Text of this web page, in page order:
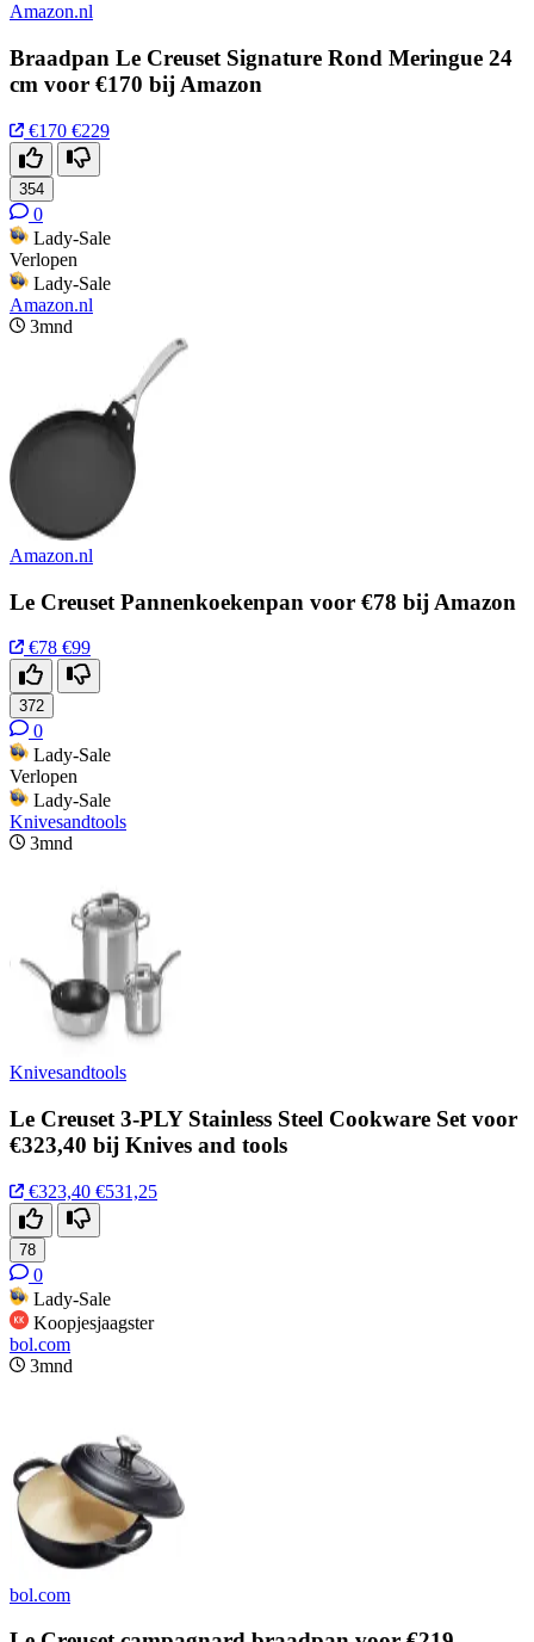
Amazon.nl
Braadpan Le Creuset Signature Rond Meringue 24
cm voor €170 bij Amazon
€170 €229
354
0
Lady-Sale
Verlopen
Lady-Sale
Amazon.nl
3mnd
Amazon.nl
Le Creuset Pannenkoekenpan voor €78 bij Amazon
€78 €99
372
0
Lady-Sale
Verlopen
Lady-Sale
Knivesandtools
3mnd
Knivesandtools
Le Creuset 3-PLY Stainless Steel Cookware Set voor
€323,40 bij Knives and tools
€323,40 €531,25
78
0
Lady-Sale
Koopjesjaagster
bol.com
3mnd
bol.com